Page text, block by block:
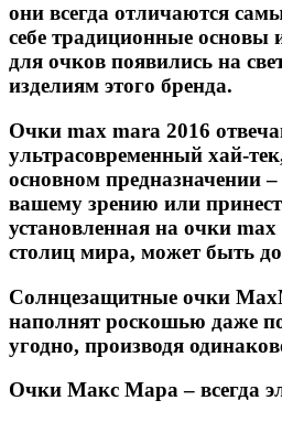
они всегда отличаются
себе традиционные основы
для очков появились на
изделиям этого бренда.
Очки max mara 2016
ультрасовременный хай-
основном предназначении
вашему зрению или
установленная на очки
столиц мира, может быть
Солнцезащитные очки
наполнят роскошью даже
угодно, производя
Очки Макс Мара – всегда